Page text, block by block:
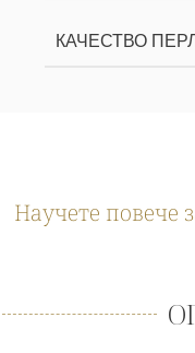
КАЧЕСТВО
Научете повече